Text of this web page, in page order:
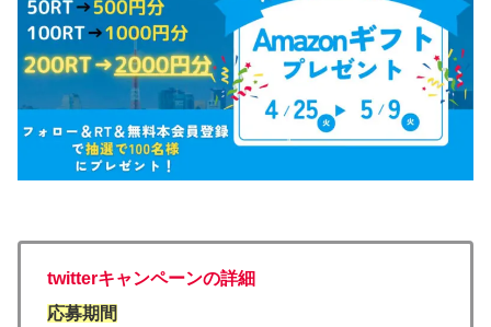
twitterキャンペーンの詳細
応募期間